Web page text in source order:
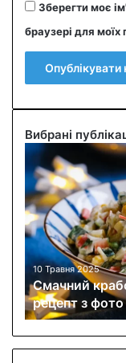
Зберегти моє
браузері для
Вибрані
С
м
ч
н
и
й
к
р
а
б
о
в
10 Травня 2025
Смачний
рецепт з фото